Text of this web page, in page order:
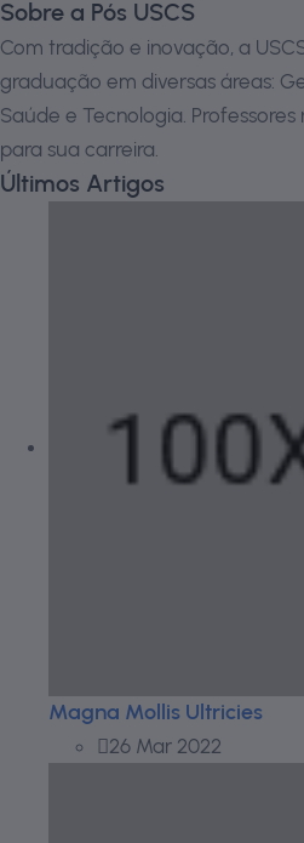
Sobre a Pós USCS
Com tradição e inovação, a
graduação em diversas áreas:
Saúde e Tecnologia.
para sua carreira.
Últimos Artigos
Magna Mollis Ultricies
26 Mar 2022